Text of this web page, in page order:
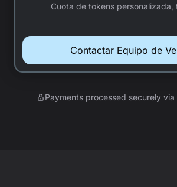
Cuota de tokens personalizada,
Contactar Equipo de
Payments processed securely via